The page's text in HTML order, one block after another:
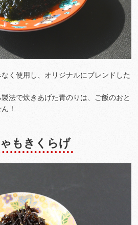
く使用し、オリジナルにブレンドした
法で炊きあげた青のりは、ご飯のおと
！
もきくらげ